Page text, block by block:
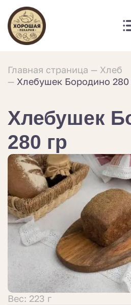
Главная страница
Хлеб
Хлебушек Бородино 280
Хлебушек
280 гр
Вес: 223 г